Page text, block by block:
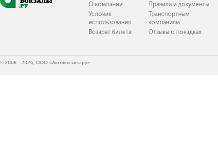
О компании
Условия
использования
Возврат билета
Правила и документы
Транспортным
компаниям
Отзывы о поездках
© 2008—2026, ООО «Автовокзалы.ру»